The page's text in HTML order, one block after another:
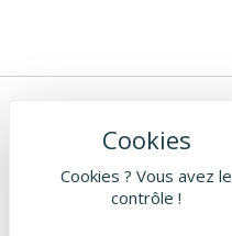
Cookies ? Vous avez le
contrôle !